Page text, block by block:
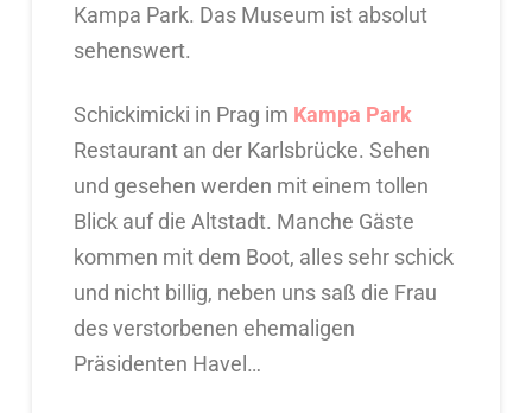
Kampa Park. Das Museum ist absolut
sehenswert.
Schickimicki in Prag im Kampa Park
Restaurant an der Karlsbrücke. Sehen
und gesehen werden mit einem tollen
Blick auf die Altstadt. Manche Gäste
kommen mit dem Boot, alles sehr schick
und nicht billig, neben uns saß die Frau
des verstorbenen ehemaligen
Präsidenten Havel…